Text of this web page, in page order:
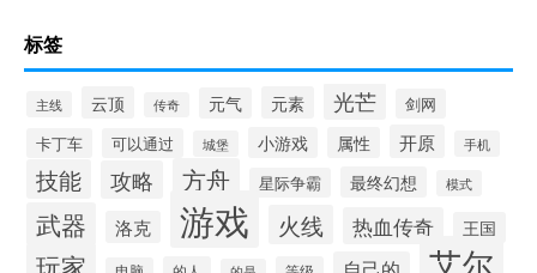
标签
主线 云顶 传奇 元气 元素 光芒
剑网
卡丁车
可以通过 城堡 小游戏 属性 开原 手机
技能 攻略 方舟 星际争霸 最终幻想 模式
武器 洛克 游戏 火线 热血传奇 王国
玩家 艾尔